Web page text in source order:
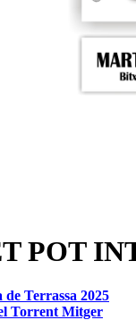
POT
de Terrassa 2025
Torrent Mitger